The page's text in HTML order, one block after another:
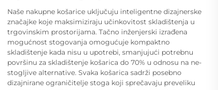
Naše nakupne košarice uključuju inteligentne dizajnerske
značajke koje maksimiziraju učinkovitost skladištenja u
trgovinskim prostorijama. Tačno inženjerski izrađena
mogućnost stogovanja omogućuje kompaktno
skladištenje kada nisu u upotrebi, smanjujući potrebnu
površinu za skladištenje košarica do 70% u odnosu na ne-
stogljive alternative. Svaka košarica sadrži posebno
dizajnirane ograničitelje stoga koji sprečavaju preveliku